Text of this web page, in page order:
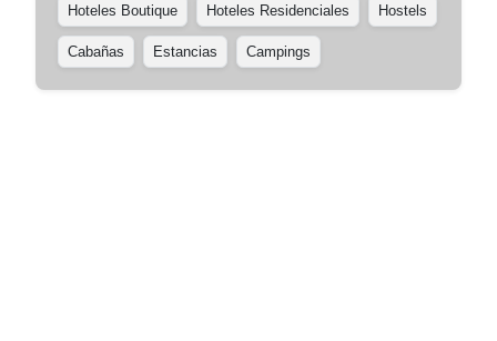
Hoteles Boutique Hoteles Residenciales Hostels
Cabañas Estancias Campings